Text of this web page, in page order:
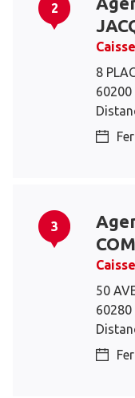
2
8
60200
3
50
60280